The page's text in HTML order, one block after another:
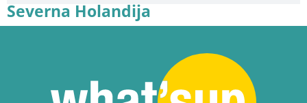
Severna Holandija